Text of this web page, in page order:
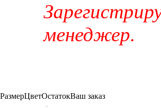
менеджер.
РазмерЦветОстатокВаш заказ
-